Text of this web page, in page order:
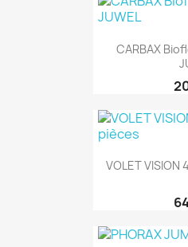

CARBAX

VOLET VISION